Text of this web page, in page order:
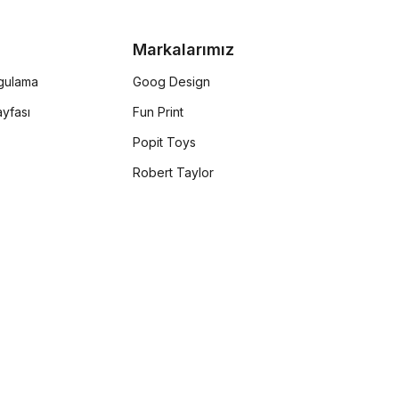
Markalarımız
Goog Design
Fun Print
Popit Toys
Robert Taylor